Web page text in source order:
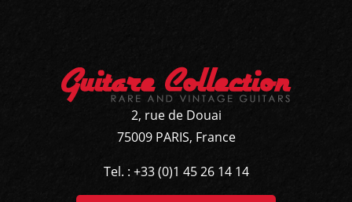
2, rue de Douai
75009 PARIS, France
Tel. : +33 (0)1 45 26 14 14